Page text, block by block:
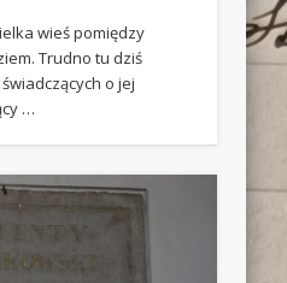
wieś pomiędzy
Trudno tu dziś
o jej
…